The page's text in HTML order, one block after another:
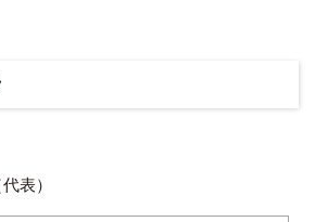
表）